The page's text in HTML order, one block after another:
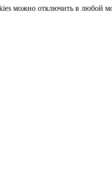
можно отключить в любой